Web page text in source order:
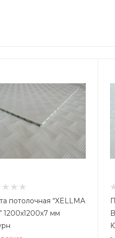
потолочная “XELLMA
1200х1200х7 мм
2,16